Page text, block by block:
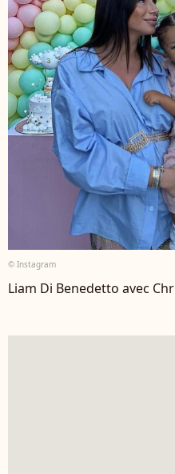
© Instagram
Liam Di Benedetto avec